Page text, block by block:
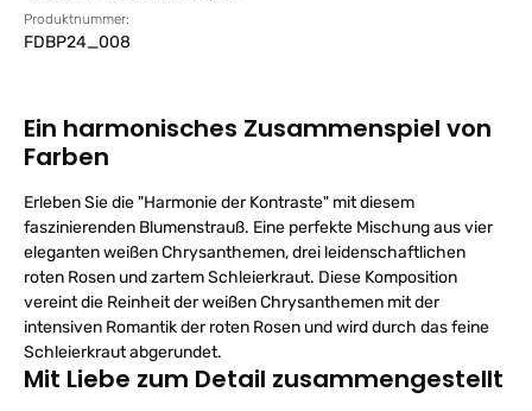
Produktnummer:
FDBP24_008
Ein harmonisches Zusammenspiel von
Farben
Erleben Sie die "Harmonie der Kontraste" mit diesem
faszinierenden Blumenstrauß. Eine perfekte Mischung aus vier
eleganten weißen Chrysanthemen, drei leidenschaftlichen
roten Rosen und zartem Schleierkraut. Diese Komposition
vereint die Reinheit der weißen Chrysanthemen mit der
intensiven Romantik der roten Rosen und wird durch das feine
Schleierkraut abgerundet.
Mit Liebe zum Detail zusammengestellt